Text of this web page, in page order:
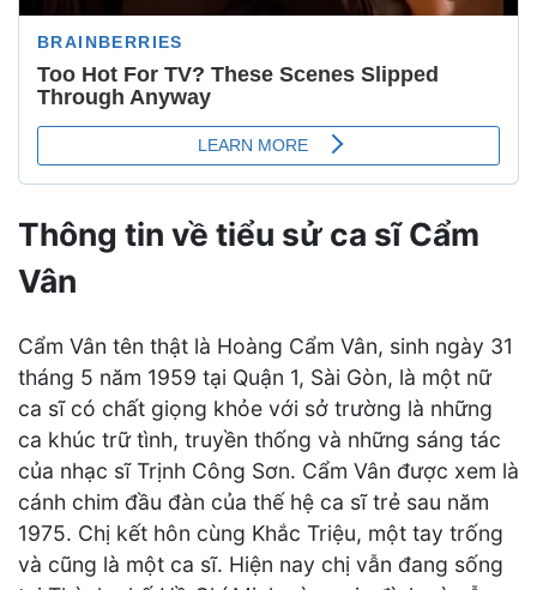
Thông tin về tiểu sử ca sĩ Cẩm
Vân
Cẩm Vân tên thật là Hoàng Cẩm Vân, sinh ngày 31
tháng 5 năm 1959 tại Quận 1, Sài Gòn, là một nữ
ca sĩ có chất giọng khỏe với sở trường là những
ca khúc trữ tình, truyền thống và những sáng tác
của nhạc sĩ Trịnh Công Sơn. Cẩm Vân được xem là
cánh chim đầu đàn của thế hệ ca sĩ trẻ sau năm
1975. Chị kết hôn cùng Khắc Triệu, một tay trống
và cũng là một ca sĩ. Hiện nay chị vẫn đang sống